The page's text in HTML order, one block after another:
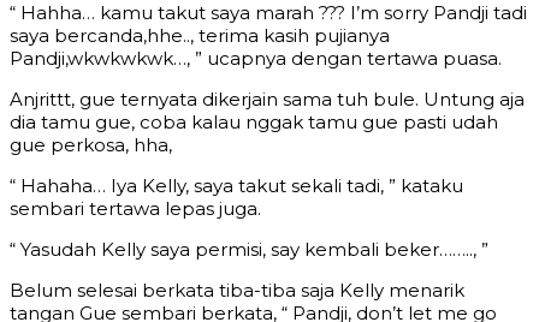
“ Hahha… kamu takut saya marah ??? I’m sorry Pandji tadi
saya bercanda,hhe.., terima kasih pujianya
Pandji,wkwkwkwk…, ” ucapnya dengan tertawa puasa.
Anjrittt, gue ternyata dikerjain sama tuh bule. Untung aja
dia tamu gue, coba kalau nggak tamu gue pasti udah
gue perkosa, hha,
“ Hahaha… Iya Kelly, saya takut sekali tadi, ” kataku
sembari tertawa lepas juga.
“ Yasudah Kelly saya permisi, say kembali beker…….., ”
Belum selesai berkata tiba-tiba saja Kelly menarik
tangan Gue sembari berkata, “ Pandji, don’t let me go